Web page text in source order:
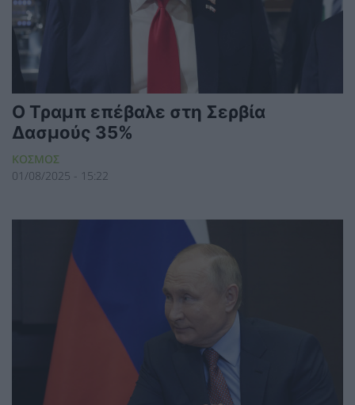
Ο Τραμπ επέβαλε στη Σερβία
Δασμούς 35%
ΚΟΣΜΟΣ
01/08/2025 - 15:22